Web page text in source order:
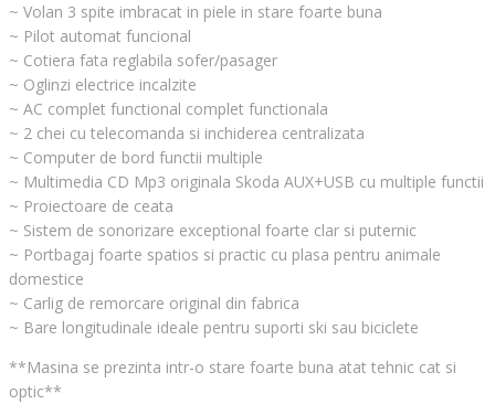
~ Volan 3 spite imbracat in piele in stare foarte buna
~ Pilot automat funcional
~ Cotiera fata reglabila sofer/pasager
~ Oglinzi electrice incalzite
~ AC complet functional complet functionala
~ 2 chei cu telecomanda si inchiderea centralizata
~ Computer de bord functii multiple
~ Multimedia CD Mp3 originala Skoda AUX+USB cu multiple functii
~ Proiectoare de ceata
~ Sistem de sonorizare exceptional foarte clar si puternic
~ Portbagaj foarte spatios si practic cu plasa pentru animale
domestice
~ Carlig de remorcare original din fabrica
~ Bare longitudinale ideale pentru suporti ski sau biciclete
**Masina se prezinta intr-o stare foarte buna atat tehnic cat si
optic**